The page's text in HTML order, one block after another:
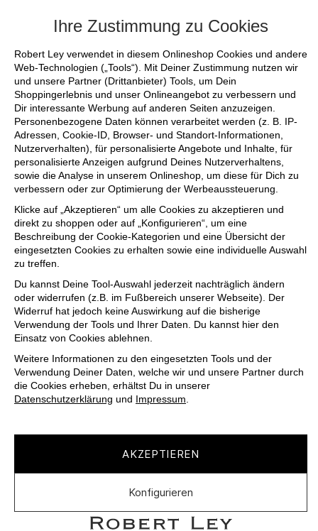
Ihre Zustimmung zu Cookies
Robert Ley verwendet in diesem Onlineshop Cookies und andere
Web-Technologien („Tools“). Mit Deiner Zustimmung nutzen wir
und unsere Partner (Drittanbieter) Tools, um Dein
Shoppingerlebnis und unser Onlineangebot zu verbessern und
Dir interessante Werbung auf anderen Seiten anzuzeigen.
Personenbezogene Daten können verarbeitet werden (z. B. IP-
Adressen, Cookie-ID, Browser- und Standort-Informationen,
Nutzerverhalten), für personalisierte Angebote und Inhalte, für
personalisierte Anzeigen aufgrund Deines Nutzerverhaltens,
sowie die Analyse in unserem Onlineshop, um diese für Dich zu
verbessern oder zur Optimierung der Werbeaussteuerung.
Klicke auf „Akzeptieren“ um alle Cookies zu akzeptieren und
direkt zu shoppen oder auf „Konfigurieren“, um eine
Beschreibung der Cookie-Kategorien und eine Übersicht der
eingesetzten Cookies zu erhalten sowie eine individuelle Auswahl
zu treffen.
Du kannst Deine Tool-Auswahl jederzeit nachträglich ändern
oder widerrufen (z.B. im Fußbereich unserer Webseite). Der
Widerruf hat jedoch keine Auswirkung auf die bisherige
Verwendung der Tools und Ihrer Daten. Du kannst hier den
Einsatz von Cookies ablehnen.
Weitere Informationen zu den eingesetzten Tools und der
Verwendung Deiner Daten, welche wir und unsere Partner durch
die Cookies erheben, erhältst Du in unserer
Datenschutzerklärung und Impressum.
AKZEPTIEREN
Konfigurieren